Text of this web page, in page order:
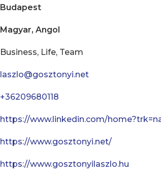
Budapest
Magyar, Angol
Business, Life, Team
laszlo@gosztonyi.net
+36209680118
https://www.linkedin.com/
https://www.gosztonyi.net/
https://www.gosztonyilaszlo.hu